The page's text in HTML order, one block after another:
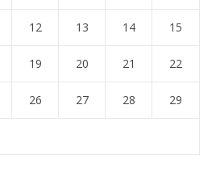
12 13 14 15
19 20 21 22
26 27 28 29